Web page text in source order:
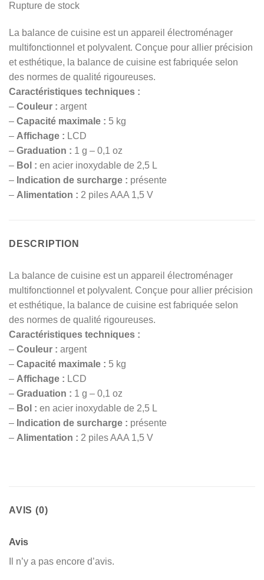
Rupture de stock
La balance de cuisine est un appareil électroménager
multifonctionnel et polyvalent. Conçue pour allier précision
et esthétique, la balance de cuisine est fabriquée selon
des normes de qualité rigoureuses.
Caractéristiques techniques :
– Couleur : argent
– Capacité maximale : 5 kg
– Affichage : LCD
– Graduation : 1 g – 0,1 oz
– Bol : en acier inoxydable de 2,5 L
– Indication de surcharge : présente
– Alimentation : 2 piles AAA 1,5 V
DESCRIPTION
La balance de cuisine est un appareil électroménager
multifonctionnel et polyvalent. Conçue pour allier précision
et esthétique, la balance de cuisine est fabriquée selon
des normes de qualité rigoureuses.
Caractéristiques techniques :
– Couleur : argent
– Capacité maximale : 5 kg
– Affichage : LCD
– Graduation : 1 g – 0,1 oz
– Bol : en acier inoxydable de 2,5 L
– Indication de surcharge : présente
– Alimentation : 2 piles AAA 1,5 V
AVIS (0)
Avis
Il n’y a pas encore d’avis.